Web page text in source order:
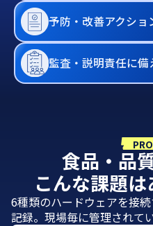
予防・改善アクショ
監査・説明責任に備
食品・品
こんな課題
6種類のハードウェアを接
記録。現場毎に管理されて